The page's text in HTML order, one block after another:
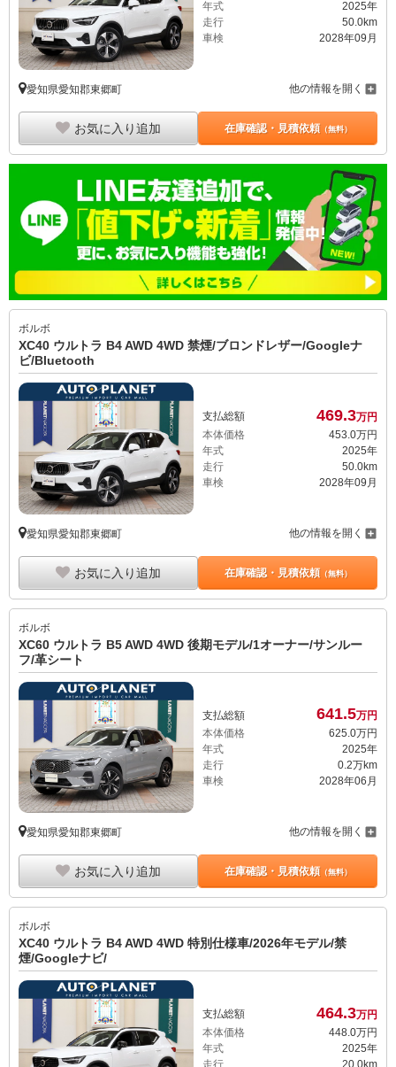
年式
2025年
走行
50.0km
車検
2028年09月
愛知県愛知郡東郷町 他の情報を開く
お気に入り追加 在庫確認・見積依頼（無料）
ボルボ
XC40 ウルトラ B4 AWD 4WD 禁煙/ブロンドレザー/Googleナ
ビ/Bluetooth
支払総額 469.3万円
本体価格
453. 0万円
年式
2025年
走行
50.0km
車検
2028年09月
愛知県愛知郡東郷町 他の情報を開く
お気に入り追加 在庫確認・見積依頼（無料）
ボルボ
XC60 ウルトラ B5 AWD 4WD 後期モデル/1オーナー/サンルー
フ/革シート
支払総額 641.5万円
本体価格
625.0万円
年式
2025年
走行
0.2万km
車検
2028年06月
愛知県愛知郡東郷町 他の情報を開く
お気に入り追加 在庫確認・見積依頼（無料）
ボルボ
XC40 ウルトラ B4 AWD 4WD 特別仕様車/2026年モデル/禁
煙/Googleナビ/
支払総額 464.3万円
本体価格
448. 0万円
年式
2025年
走行
20.0km